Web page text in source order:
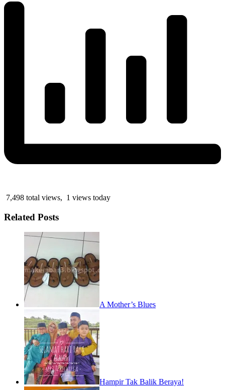
7,498 total views, 1 views today
Related Posts
A Mother’s Blues
Hampir Tak Balik Beraya!